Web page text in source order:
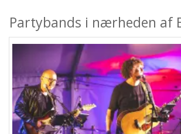
Partybands i nærheden af